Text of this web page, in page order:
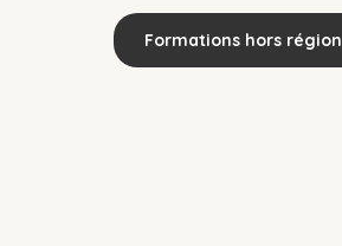
Formations hors région